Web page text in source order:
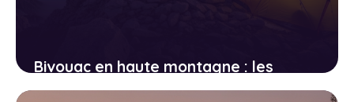
Bivouac en haute montagne : les
règles d’or pour une nuit sûre au-